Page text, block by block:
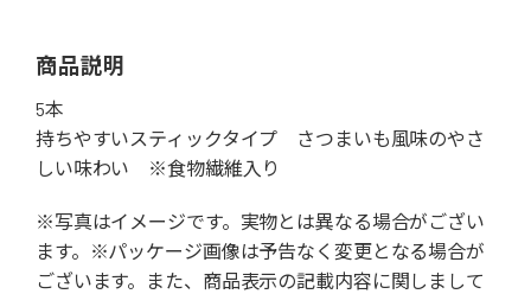
商品説明
5本
持ちやすいスティックタイプ さつまいも風味のやさ
しい味わい ※食物繊維入り
※写真はイメージです。実物とは異なる場合がござい
ます。※パッケージ画像は予告なく変更となる場合が
ございます。また、商品表示の記載内容に関しまして